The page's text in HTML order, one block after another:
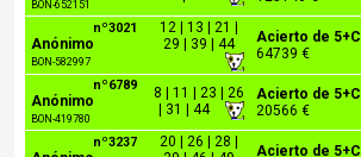
BON-652151
nº3021
Anónimo
BON-582997
12 | 13 | 21 |
29 | 39 | 44
Acierto de 5+C
64739 €
nº6789
Anónimo
BON-419780
8 | 11 | 23 | 26
| 31 | 44
Acierto de 5+C
20566 €
nº3237
20 | 26 | 28 |
Acierto de 5+C